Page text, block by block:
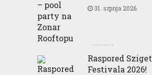
31. srpnja 2026.
Raspored Sziget
Festivala 2026!